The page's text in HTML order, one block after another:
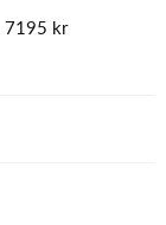
7195 kr